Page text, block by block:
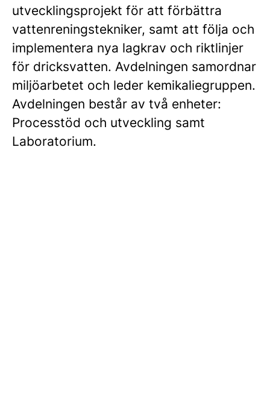
utvecklingsprojekt för att förbättra
vattenreningstekniker, samt att följa och
implementera nya lagkrav och riktlinjer
för dricksvatten. Avdelningen samordnar
miljöarbetet och leder kemikaliegruppen.
Avdelningen består av två enheter:
Processtöd och utveckling samt
Laboratorium.